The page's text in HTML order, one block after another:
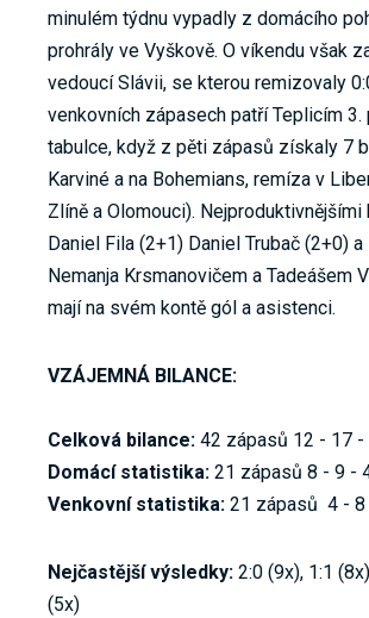
minulém týdnu vypadly z domácího
prohrály ve Vyškově. O víkendu však
vedoucí Slávii, se kterou remizovaly
venkovních zápasech patří Teplicím 3.
tabulce, když z pěti zápasů získaly 7
Karviné a na Bohemians, remíza v
Zlíně a Olomouci). Nejproduktivnějšími
Daniel Fila (2+1) Daniel Trubač (2+0)
Nemanja Krsmanovičem a Tadeášem
mají na svém kontě gól a asistenci.
VZÁJEMNÁ BILANCE:
Celková bilance: 42 zápasů 12 - 17 -
Domácí statistika: 21 zápasů 8 - 9 -
Venkovní statistika: 21 zápasů 4 - 8
Nejčastější výsledky: 2:0 (9x), 1:1
(5x)